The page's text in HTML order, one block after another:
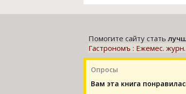
Помогите сайту стать
Гастрономъ : Ежемес.
Опросы
Вам эта книга